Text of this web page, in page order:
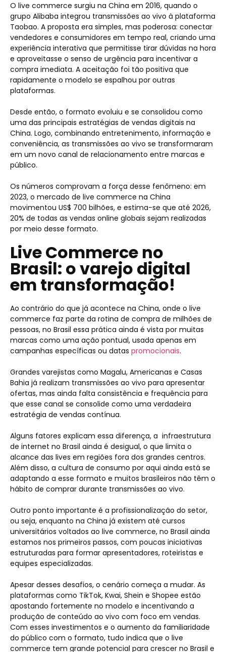
O live commerce surgiu na China em 2016, quando o
grupo Alibaba integrou transmissões ao vivo à plataforma
Taobao. A proposta era simples, mas poderosa: conectar
vendedores e consumidores em tempo real, criando uma
experiência interativa que permitisse tirar dúvidas na hora
e aproveitasse o senso de urgência para incentivar a
compra imediata. A aceitação foi tão positiva que
rapidamente o modelo se espalhou por outras
plataformas.
Desde então, o formato evoluiu e se consolidou como
uma das principais estratégias de vendas digitais na
China. Logo, combinando entretenimento, informação e
conveniência, as transmissões ao vivo se transformaram
em um novo canal de relacionamento entre marcas e
público.
Os números comprovam a força desse fenômeno: em
2023, o mercado de live commerce na China
movimentou US$ 700 bilhões, e estima-se que até 2026,
20% de todas as vendas online globais sejam realizadas
por meio desse formato.
Live Commerce no
Brasil: o varejo digital
em transformação!
Ao contrário do que já acontece na China, onde o live
commerce faz parte da rotina de compra de milhões de
pessoas, no Brasil essa prática ainda é vista por muitas
marcas como uma ação pontual, usada apenas em
campanhas específicas ou datas promocionais.
Grandes varejistas como Magalu, Americanas e Casas
Bahia já realizam transmissões ao vivo para apresentar
ofertas, mas ainda falta consistência e frequência para
que esse canal se consolide como uma verdadeira
estratégia de vendas contínua.
Alguns fatores explicam essa diferença, a infraestrutura
de internet no Brasil ainda é desigual, o que limita o
alcance das lives em regiões fora dos grandes centros.
Além disso, a cultura de consumo por aqui ainda está se
adaptando a esse formato e muitos brasileiros não têm o
hábito de comprar durante transmissões ao vivo.
Outro ponto importante é a profissionalização do setor,
ou seja, enquanto na China já existem até cursos
universitários voltados ao live commerce, no Brasil ainda
estamos nos primeiros passos, com poucas iniciativas
estruturadas para formar apresentadores, roteiristas e
equipes especializadas.
Apesar desses desafios, o cenário começa a mudar. As
plataformas como TikTok, Kwai, Shein e Shopee estão
apostando fortemente no modelo e incentivando a
produção de conteúdo ao vivo com foco em vendas.
Com esses investimentos e o aumento da familiaridade
do público com o formato, tudo indica que o live
commerce tem grande potencial para crescer no Brasil e